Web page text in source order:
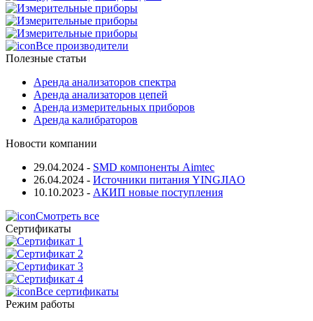
Все производители
Полезные статьи
Аренда анализаторов спектра
Аренда анализаторов цепей
Аренда измерительных приборов
Аренда калибраторов
Новости компании
29.04.2024 - SMD компоненты Aimtec
26.04.2024 - Источники питания YINGJIAO
10.10.2023 - АКИП новые поступления
Смотреть все
Сертификаты
Все сертификаты
Режим работы